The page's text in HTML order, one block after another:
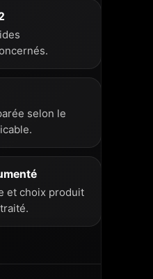
selon le
et choix produit